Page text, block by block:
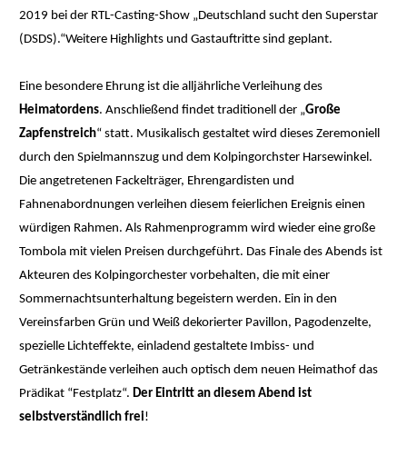
2019 bei der RTL-Casting-Show „Deutschland sucht den Superstar
(DSDS).“Weitere Highlights und Gastauftritte sind geplant.
Eine besondere Ehrung ist die alljährliche Verleihung des
Heimatordens. Anschließend findet traditionell der „Große
Zapfenstreich“ statt. Musikalisch gestaltet wird dieses Zeremoniell
durch den Spielmannszug und dem Kolpingorchster Harsewinkel.
Die angetretenen Fackelträger, Ehrengardisten und
Fahnenabordnungen verleihen diesem feierlichen Ereignis einen
würdigen Rahmen. Als Rahmenprogramm wird wieder eine große
Tombola mit vielen Preisen durchgeführt. Das Finale des Abends ist
Akteuren des Kolpingorchester vorbehalten, die mit einer
Sommernachtsunterhaltung begeistern werden. Ein in den
Vereinsfarben Grün und Weiß dekorierter Pavillon, Pagodenzelte,
spezielle Lichteffekte, einladend gestaltete Imbiss- und
Getränkestände verleihen auch optisch dem neuen Heimathof das
Prädikat “Festplatz“. Der Eintritt an diesem Abend ist
selbstverständlich frei!